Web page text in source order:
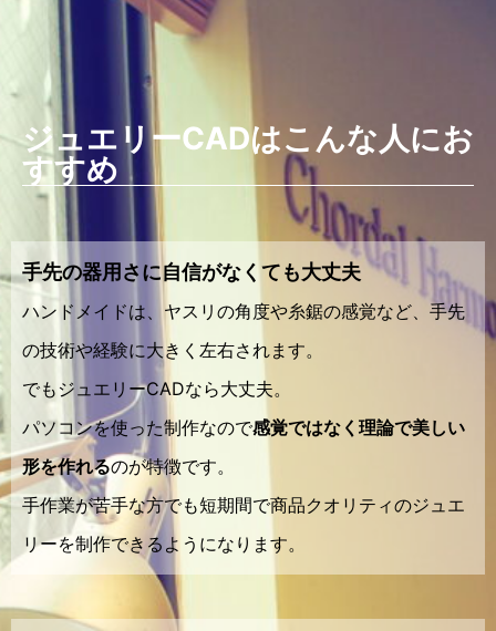
ジュエリーCADはこんな人にお
すすめ
手先の器用さに自信がなくても大丈夫
ハンドメイドは、ヤスリの角度や糸鋸の感覚など、手先
の技術や経験に大きく左右されます。
でもジュエリーCADなら大丈夫。
パソコンを使った制作なので感覚ではなく理論で美しい
形を作れるのが特徴です。
手作業が苦手な方でも短期間で商品クオリティのジュエ
リーを制作できるようになります。